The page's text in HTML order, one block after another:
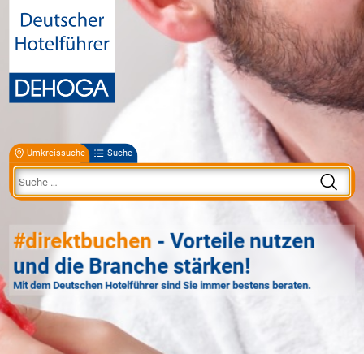
Umkreissuche Suche
#direktbuchen - Vorteile nutzen
und die Branche stärken!
Mit dem Deutschen Hotelführer sind Sie immer bestens beraten.